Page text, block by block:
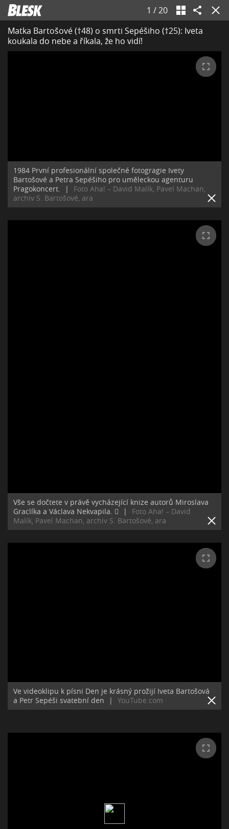
1 /20
Matka Bartošové (†48) o smrti Sepéšiho (†25): Iveta
koukala do nebe a říkala, že ho vidí!
1984 První profesionální společné fotogragie Ivety
Bartošové a Petra Sepéšiho pro uměleckou agenturu
Pragokoncert.
|
Foto Aha! – David Malík, Pavel Machan,
archiv S. Bartošové, ara
Vše se dočtete v právě vycházející knize autorů Miroslava
Graclíka a Václava Nekvapila. ﷯
|
Foto Aha! – David
Malík, Pavel Machan, archiv S. Bartošové, ara
Ve videoklipu k písni Den je krásný prožijí Iveta Bartošová
a Petr Sepéši svatební den
| YouTube.com